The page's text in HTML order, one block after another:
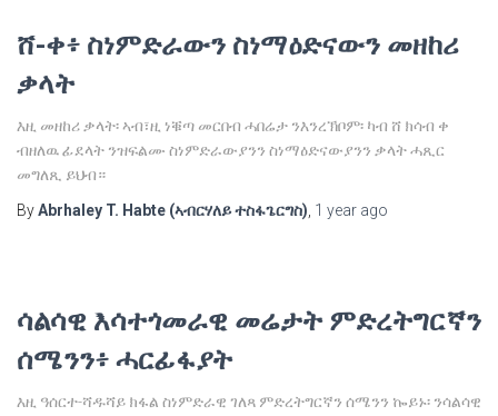
ሸ-ቀ፥ ስነምድራውን ስነማዕድናውን መዘከሪ
ቃላት
እዚ መዘከሪ ቃላት፡ ኣብ፣ዚ ነቑጣ መርበብ ሓበሬታ ንእንረኽቦም፡ ካብ ሸ ክሳብ ቀ
ብዘለዉ ፊደላት ንዝፍልሙ ስነምድራውያንን ስነማዕድናውያንን ቃላት ሓጺር
መግለጺ ይህብ።
ByAbrhaley T. Habte (ኣብርሃለይ ተስፋጌርግስ) 1 year ago
ሳልሳዊ እሳተጎመራዊ መሬታት ምድረትግርኛን
ሰሜንን፥ ሓርፊፋያት
እዚ ዓሰርተ-ሻዱሻይ ክፋል ስነምድራዊ ገለጻ ምድረትግርኛን ሰሜንን ኰይኑ፡ ንሳልሳዊ